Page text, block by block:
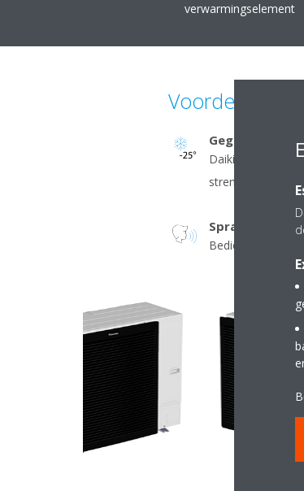
verwarmingselement
Voordelen
Daikin-units zijn
strenge
Bedien uw unit